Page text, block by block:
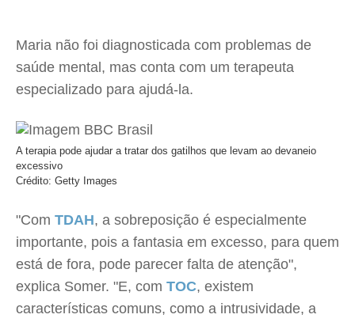
Maria não foi diagnosticada com problemas de
saúde mental, mas conta com um terapeuta
especializado para ajudá-la.
A terapia pode ajudar a tratar dos gatilhos que levam ao devaneio
excessivo
Crédito: Getty Images
"Com TDAH, a sobreposição é especialmente
importante, pois a fantasia em excesso, para quem
está de fora, pode parecer falta de atenção",
explica Somer. "E, com TOC, existem
características comuns, como a intrusividade, a